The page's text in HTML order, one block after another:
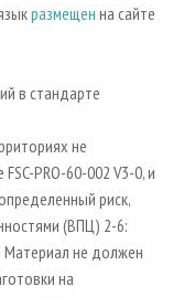
размещен на сайте
в стандарте
не
PRO-60-002 V3-0, и
риск,
(ВПЦ) 2-6:
не должен
на